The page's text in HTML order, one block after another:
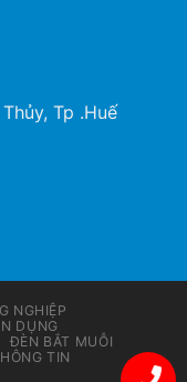
Tp .Huế
NGHIỆP
DỤNG
ĐÈN BẮT MUỖI
TIN